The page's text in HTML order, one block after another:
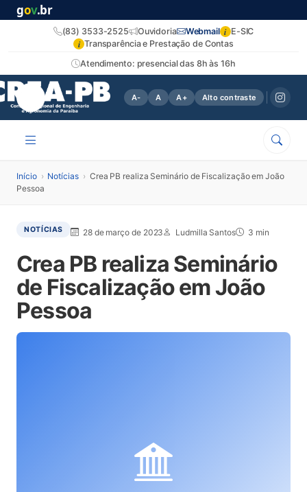
gov.br
Atendimento: presencial das 8h às 16h
(83) 3533-2525 Ouvidoria Webmail i E-SIC
i Transparência e Prestação de Contas
A- A A+ Alto contraste
Início › Notícias › Crea PB realiza Seminário de Fiscalização em João
Pessoa
NOTÍCIAS 28 de março de 2023 Ludmilla Santos 3 min
Crea PB realiza Seminário
de Fiscalização em João
Pessoa